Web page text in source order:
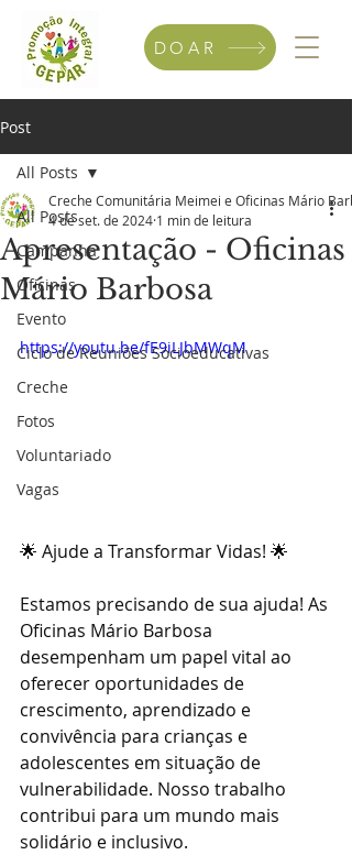
DOAR
Post
All Posts
Campanha
Oficinas
Evento
Ciclo de Reuniões Sócioeducativas
Creche
Fotos
Voluntariado
Vagas
All Posts
Apresentação - Oficinas
Mário Barbosa
Creche Comunitária Meimei e Oficinas Mário
4 de set. de 2024 1 min de leitura
https://youtu.be/fE9iLJbMWqM
🌟 Ajude a Transformar Vidas! 🌟
Estamos precisando de sua ajuda! As
Oficinas Mário Barbosa
desempenham um papel vital ao
oferecer oportunidades de
crescimento, aprendizado e
convivência para crianças e
adolescentes em situação de
vulnerabilidade. Nosso trabalho
contribui para um mundo mais
solidário e inclusivo.